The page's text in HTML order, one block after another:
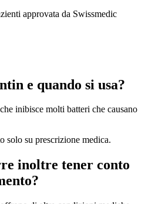
approvata da Swissmedic
e quando si usa?
inibisce molti batteri che causano
solo su prescrizione medica.
inoltre tener conto